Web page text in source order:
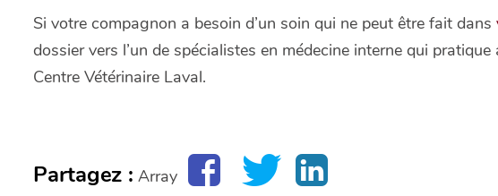
Si votre compagnon a besoin d’un soin qui ne peut être fait dans
dossier vers l’un de spécialistes en médecine interne qui
Centre Vétérinaire Laval.
Partagez : Array